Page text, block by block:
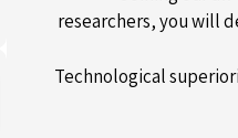
researchers, you will
Technological